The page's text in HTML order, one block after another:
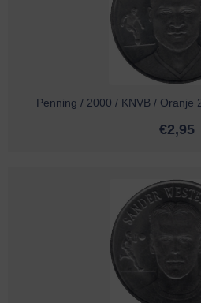
Penning / 2000 / KNVB / Oranje
€2,95